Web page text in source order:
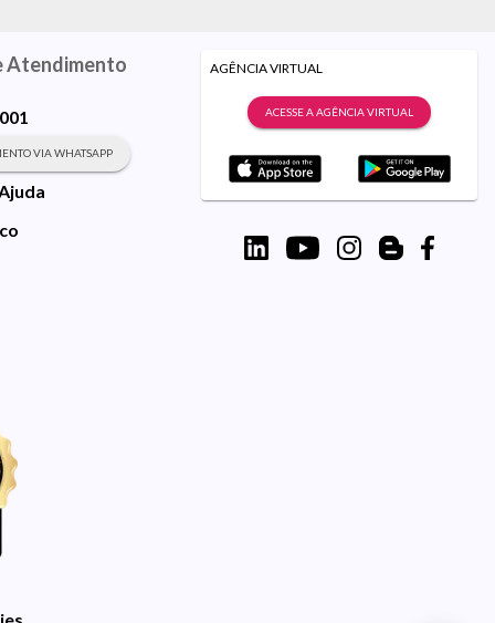
Atendimento
VIA WHATSAPP
AGÊNCIA VIRTUAL
ACESSE A AGÊNCIA VIRTUAL